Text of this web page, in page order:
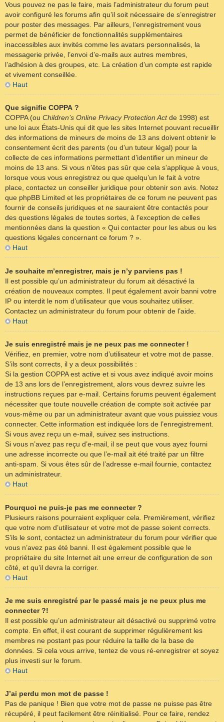
Vous pouvez ne pas le faire, mais l’administrateur du forum peut
avoir configuré les forums afin qu’il soit nécessaire de s’enregistrer
pour poster des messages. Par ailleurs, l’enregistrement vous
permet de bénéficier de fonctionnalités supplémentaires
inaccessibles aux invités comme les avatars personnalisés, la
messagerie privée, l’envoi d’e-mails aux autres membres,
l’adhésion à des groupes, etc. La création d’un compte est rapide
et vivement conseillée.
Haut
Que signifie COPPA ?
COPPA (ou Children’s Online Privacy Protection Actde 1998) est
une loi aux États-Unis qui dit que les sites Internet pouvant recueillir
des informations de mineurs de moins de 13 ans doivent obtenir le
consentement écrit des parents (ou d’un tuteur légal) pour la
collecte de ces informations permettant d’identifier un mineur de
moins de 13 ans. Si vous n’êtes pas sûr que cela s’applique à vous,
lorsque vous vous enregistrez ou que quelqu’un le fait à votre
place, contactez un conseiller juridique pour obtenir son avis. Notez
que phpBB Limited et les propriétaires de ce forum ne peuvent pas
fournir de conseils juridiques et ne sauraient être contactés pour
des questions légales de toutes sortes, à l’exception de celles
mentionnées dans la question « Qui contacter pour les abus ou les
questions légales concernant ce forum ? ».
Haut
Je souhaite m’enregistrer, mais je n’y parviens pas !
Il est possible qu’un administrateur du forum ait désactivé la
création de nouveaux comptes. Il peut également avoir banni votre
IP ou interdit le nom d’utilisateur que vous souhaitez utiliser.
Contactez un administrateur du forum pour obtenir de l’aide.
Haut
Je suis enregistré mais je ne peux pas me connecter !
Vérifiez, en premier, votre nom d’utilisateur et votre mot de passe.
S’ils sont corrects, il y a deux possibilités :
Si la gestion COPPA est active et si vous avez indiqué avoir moins
de 13 ans lors de l’enregistrement, alors vous devrez suivre les
instructions reçues par e-mail. Certains forums peuvent également
nécessiter que toute nouvelle création de compte soit activée par
vous-même ou par un administrateur avant que vous puissiez vous
connecter. Cette information est indiquée lors de l’enregistrement.
Si vous avez reçu un e-mail, suivez ses instructions.
Si vous n’avez pas reçu d’e-mail, il se peut que vous ayez fourni
une adresse incorrecte ou que l’e-mail ait été traité par un filtre
anti-spam. Si vous êtes sûr de l’adresse e-mail fournie, contactez
un administrateur.
Haut
Pourquoi ne puis-je pas me connecter ?
Plusieurs raisons pourraient expliquer cela. Premièrement, vérifiez
que votre nom d’utilisateur et votre mot de passe soient corrects.
S’ils le sont, contactez un administrateur du forum pour vérifier que
vous n’avez pas été banni. Il est également possible que le
propriétaire du site Internet ait une erreur de configuration de son
côté, et qu’il devra la corriger.
Haut
Je me suis enregistré par le passé mais je ne peux plus me
connecter ?!
Il est possible qu’un administrateur ait désactivé ou supprimé votre
compte. En effet, il est courant de supprimer régulièrement les
membres ne postant pas pour réduire la taille de la base de
données. Si cela vous arrive, tentez de vous ré-enregistrer et soyez
plus investi sur le forum.
Haut
J’ai perdu mon mot de passe !
Pas de panique ! Bien que votre mot de passe ne puisse pas être
récupéré, il peut facilement être réinitialisé. Pour ce faire, rendez